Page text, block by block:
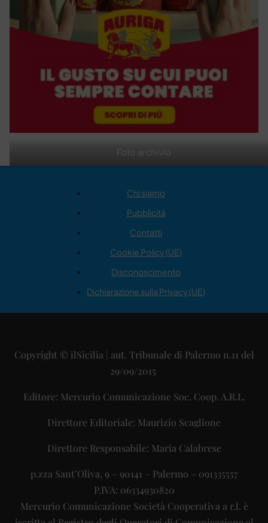
Foto archivio
Chi siamo
Pubblicità
Contatti
Cookie Policy (UE)
Disconoscimento
Dichiarazione sulla Privacy (UE)
Copyright © ilSicilia | aut. Tribunale di Palermo n.11 del
29/09/2015
Editore: Mercurio Comunicazione Soc. Coop. A.R.L.
Direttore Editoriale: Maurizio Scaglione
Direttore Responsabile: Maria Calabrese
p.zza Sant’Oliva, 9 – 90141 – Palermo – 091335557
P.IVA: 06334930820
Mercurio Comunicazione Società Cooperativa a r.l. è